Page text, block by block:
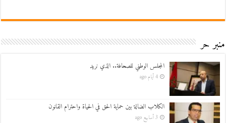
منبر حر
المجلس الوطني للصحافة.. الذي نريد
4 أيام ago
الكلاب الضالة بين حماية الحق في الحياة واحترام القانون
3 أسابيع ago